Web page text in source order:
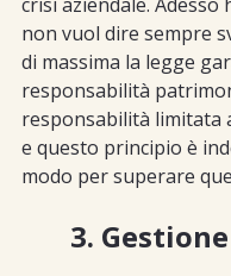
non vuol dire sempre
di massima la legge
responsabilità
responsabilità limitata
e questo principio è
modo per superare
3.